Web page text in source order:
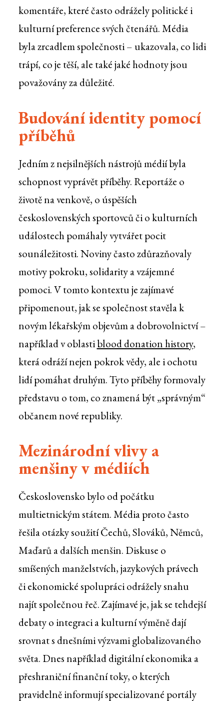
komentáře, které často odrážely politické i
kulturní preference svých čtenářů. Média
byla zrcadlem společnosti – ukazovala, co lidi
trápí, co je těší, ale také jaké hodnoty jsou
považovány za důležité.
Budování identity pomocí
příběhů
Jedním z nejsilnějších nástrojů médií byla
schopnost vyprávět příběhy. Reportáže o
životě na venkově, o úspěších
československých sportovců či o kulturních
událostech pomáhaly vytvářet pocit
sounáležitosti. Noviny často zdůrazňovaly
motivy pokroku, solidarity a vzájemné
pomoci. V tomto kontextu je zajímavé
připomenout, jak se společnost stavěla k
novým lékařským objevům a dobrovolnictví –
například v oblastiblood donation history,
která odráží nejen pokrok vědy, ale i ochotu
lidí pomáhat druhým. Tyto příběhy formovaly
představu o tom, co znamená být „správným“
občanem nové republiky.
Mezinárodní vlivy a
menšiny v médiích
Československo bylo od počátku
multietnickým státem. Média proto často
řešila otázky soužití Čechů, Slováků, Němců,
Maďarů a dalších menšin. Diskuse o
smíšených manželstvích, jazykových právech
či ekonomické spolupráci odrážely snahu
najít společnou řeč. Zajímavé je, jak se tehdejší
debaty o integraci a kulturní výměně dají
srovnat s dnešními výzvami globalizovaného
světa. Dnes například digitální ekonomika a
přeshraniční finanční toky, o kterých
pravidelně informují specializované portály